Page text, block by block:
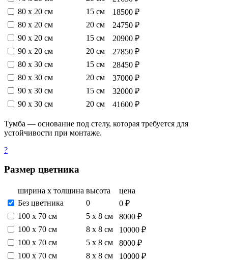
80 х 20 см
15 см
18500 ₽
80 х 20 см
20 см
24750 ₽
90 х 20 см
15 см
20900 ₽
90 х 20 см
20 см
27850 ₽
80 х 30 см
15 см
28450 ₽
80 х 30 см
20 см
37000 ₽
90 х 30 см
15 см
32000 ₽
90 х 30 см
20 см 41600 ₽
Тумба — основание под стелу, которая требуется для
устойчивости при монтаже.
?
Размер цветника
ширина х толщина высота
цена
Без цветника
0
0 ₽
100 х 70 см
5 х 8 см
8000 ₽
100 х 70 см
8 х 8 см
10000 ₽
100 х 70 см
5 х 8 см
8000 ₽
100 х 70 см
8 х 8 см
10000 ₽